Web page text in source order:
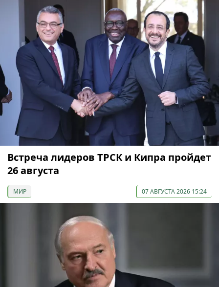
Встреча лидеров ТРСК и Кипра пройдет
26 августа
МИР 07 АВГУСТА 2026 15:24